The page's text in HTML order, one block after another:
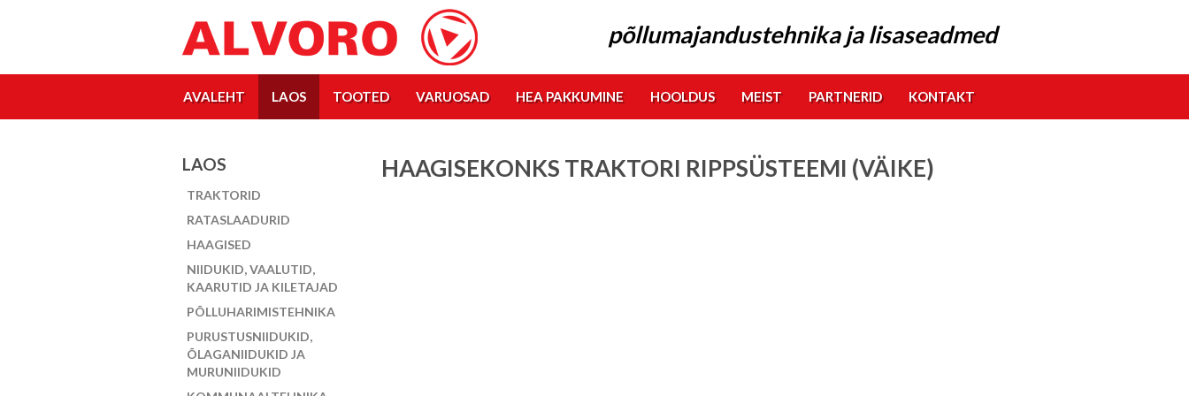
põllumajandustehnika ja lisaseadmed
AVALEHT LAOS TOOTED VARUOSAD HEA PAKKUMINE HOOLDUS MEIST PARTNERID KONTAKT
LAOS
TRAKTORID
RATASLAADURID
HAAGISED
NIIDUKID, VAALUTID,
KAARUTID JA KILETAJAD
PÕLLUHARIMISTEHNIKA
PURUSTUSNIIDUKID,
ÕLAGANIIDUKID JA
MURUNIIDUKID
HAAGISEKONKS TRAKTORI RIPPSÜSTEEMI (VÄIKE)